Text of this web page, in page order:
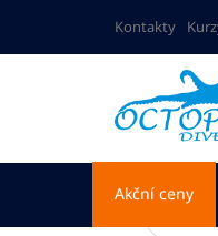
obsah
Kontakty
Akční ceny